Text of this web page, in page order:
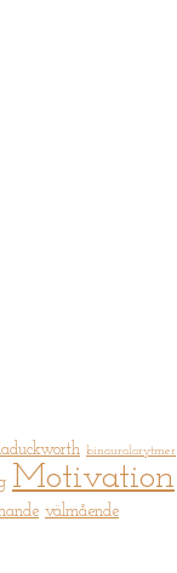
binauralarytmer
Motivation
välmående